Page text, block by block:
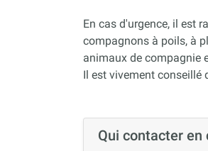
En cas d'urgence, il est
compagnons à poils, à
animaux de compagnie
Il est vivement conseillé
Qui contacter en